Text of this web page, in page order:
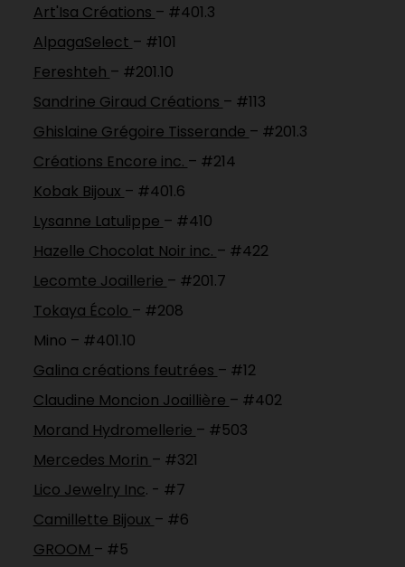
Art'Isa Créations – #401.3
AlpagaSelect – #101
Fereshteh – #201.10
Sandrine Giraud Créations – #113
Ghislaine Grégoire Tisserande – #201.3
Créations Encore inc. – #214
Kobak Bijoux – #401.6
Lysanne Latulippe – #410
Hazelle Chocolat Noir inc. – #422
Lecomte Joaillerie – #201.7
Tokaya Écolo – #208
Mino – #401.10
Galina créations feutrées – #12
Claudine Moncion Joaillière – #402
Morand Hydromellerie – #503
Mercedes Morin – #321
Lico Jewelry Inc. - #7
Camillette Bijoux – #6
GROOM – #5